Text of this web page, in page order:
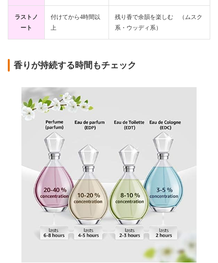
ラストノ
ート
付けてから4時間以
上
残り香で余韻を楽しむ （ムスク
系・ウッディ系）
香りが持続する時間もチェック